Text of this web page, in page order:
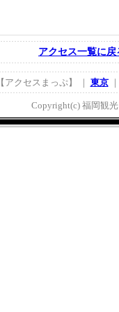
アクセス一覧に戻
【アクセスまっぷ】 ｜ 東京｜
Copyright(c) 福岡観